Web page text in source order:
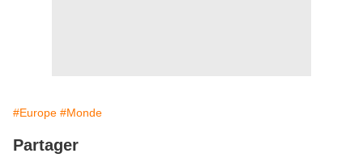
#Europe #Monde
Partager